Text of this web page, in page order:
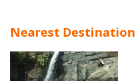
Nearest Destination